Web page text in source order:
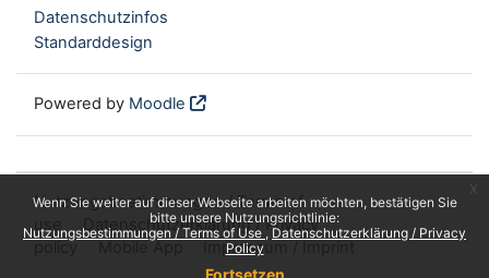
Wenn Sie weiter auf dieser Webseite arbeiten möchten, bestätigen Sie
bitte unsere Nutzungsrichtlinie:
Nutzungsbestimmungen / Terms of Use
Datenschutzerklärung / Privacy
Policy
Fortsetzen
Datenschutzinfos
Standarddesign
Powered by Moodle
Nutzungsbestimmungen / Terms of
use
Datenschutzerklärung / Privacy
policy
Mobile App Impressum / Imprint